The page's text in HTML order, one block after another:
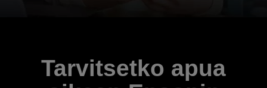
Tarvitsetko apua